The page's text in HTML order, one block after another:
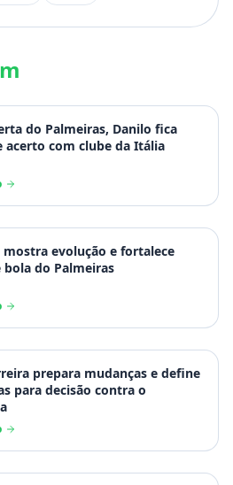
do Palmeiras, Danilo fica
acerto com clube da Itália
mostra evolução e fortalece
bola do Palmeiras
prepara mudanças e define
para decisão contra o